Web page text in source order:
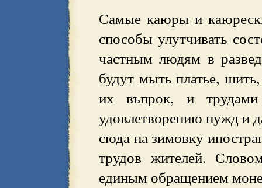
Самые каюры и
способы улутчивать
частным людям в
будут мыть платье,
их въпрок, и
удовлетворению нужд и
сюда на зимовку
трудов жителей.
единым обращением